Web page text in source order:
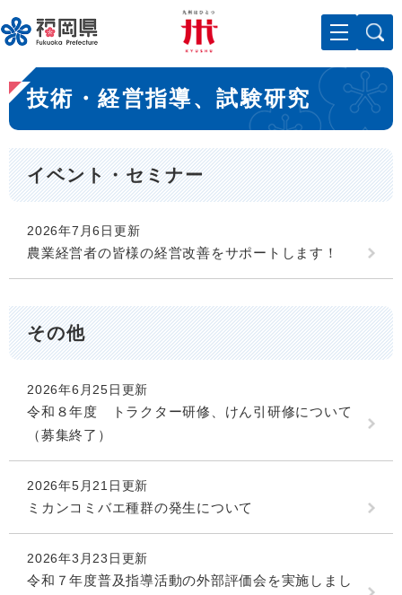
ー
ジ
先
頭
で
。
メニューを飛ばして本文へ
本
文
技術・経営指導、試験研究
イベント・セミナー
2026年7月6日更新
農業経営者の皆様の経営改善をサポートします！
その他
2026年6月25日更新
令和８年度 トラクター研修、けん引研修について
（募集終了）
2026年5月21日更新
ミカンコミバエ種群の発生について
2026年3月23日更新
令和７年度普及指導活動の外部評価会を実施しまし